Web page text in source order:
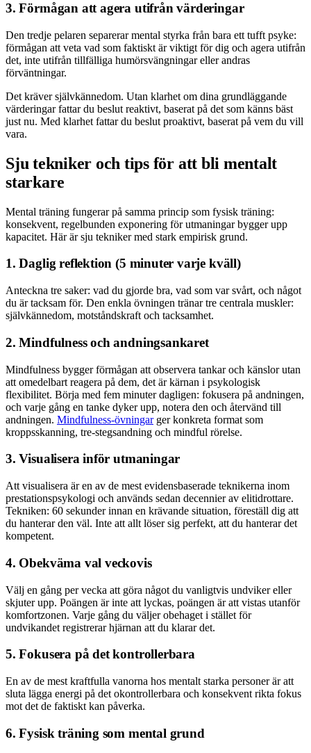
3. Förmågan att agera utifrån värderingar
Den tredje pelaren separerar mental styrka från bara ett tufft psyke:
förmågan att veta vad som faktiskt är viktigt för dig och agera utifrån
det, inte utifrån tillfälliga humörsvängningar eller andras
förväntningar.
Det kräver självkännedom. Utan klarhet om dina grundläggande
värderingar fattar du beslut reaktivt, baserat på det som känns bäst
just nu. Med klarhet fattar du beslut proaktivt, baserat på vem du vill
vara.
Sju tekniker och tips för att bli mentalt
starkare
Mental träning fungerar på samma princip som fysisk träning:
konsekvent, regelbunden exponering för utmaningar bygger upp
kapacitet. Här är sju tekniker med stark empirisk grund.
1. Daglig reflektion (5 minuter varje kväll)
Anteckna tre saker: vad du gjorde bra, vad som var svårt, och något
du är tacksam för. Den enkla övningen tränar tre centrala muskler:
självkännedom, motståndskraft och tacksamhet.
2. Mindfulness och andningsankaret
Mindfulness bygger förmågan att observera tankar och känslor utan
att omedelbart reagera på dem, det är kärnan i psykologisk
flexibilitet. Börja med fem minuter dagligen: fokusera på andningen,
och varje gång en tanke dyker upp, notera den och återvänd till
andningen. Mindfulness-övningarger konkreta format som
kroppsskanning, tre-stegsandning och mindful rörelse.
3. Visualisera inför utmaningar
Att visualisera är en av de mest evidensbaserade teknikerna inom
prestationspsykologi och används sedan decennier av elitidrottare.
Tekniken: 60 sekunder innan en krävande situation, föreställ dig att
du hanterar den väl. Inte att allt löser sig perfekt, att du hanterar det
kompetent.
4. Obekväma val veckovis
Välj en gång per vecka att göra något du vanligtvis undviker eller
skjuter upp. Poängen är inte att lyckas, poängen är att vistas utanför
komfortzonen. Varje gång du väljer obehaget i stället för
undvikandet registrerar hjärnan att du klarar det.
5. Fokusera på det kontrollerbara
En av de mest kraftfulla vanorna hos mentalt starka personer är att
sluta lägga energi på det okontrollerbara och konsekvent rikta fokus
mot det de faktiskt kan påverka.
6. Fysisk träning som mental grund